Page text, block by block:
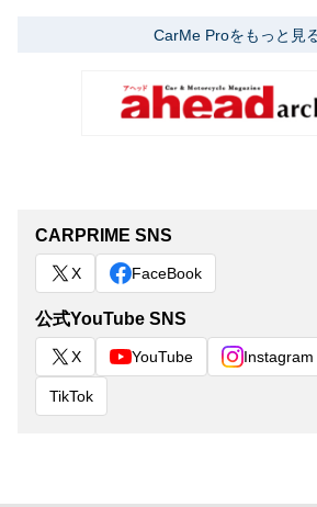
CarMe Proをもっと見
CARPRIME SNS
X FaceBook
公式YouTube SNS
X YouTube Instagram
TikTok